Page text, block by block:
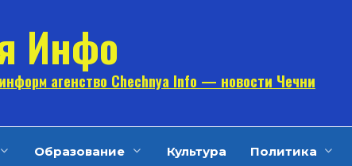
Инфо
агенство Chechnya Info — новости Чечни
Образование Культура Политика